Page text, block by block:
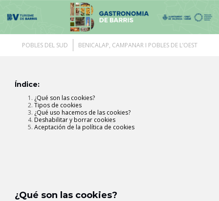
contenido
POBLES DEL SUD BENICALAP, CAMPANAR I POBLES DE L’OEST
Índice:
¿Qué son las cookies?
Tipos de cookies
¿Qué uso hacemos de las cookies?
Deshabilitar y borrar cookies
Aceptación de la política de cookies
¿Qué son las cookies?